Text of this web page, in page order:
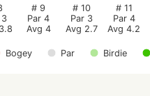
Bogey Par Birdie
3
# 9
Par 4
Avg 4
# 10
Par 3
Avg 2.7
# 11
Par 4
Avg 4.2